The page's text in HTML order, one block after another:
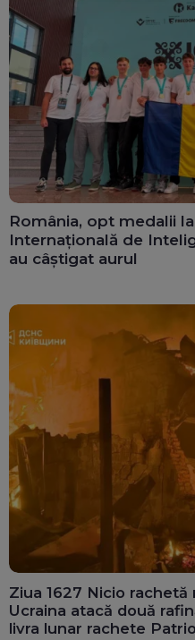
România, opt medalii
Internațională de
au câștigat aurul
Ziua 1627 Nicio
Ucraina atacă două
livra lunar rachete